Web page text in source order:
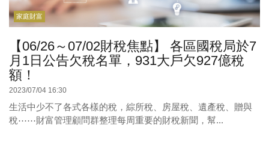
家庭財富
【06/26～07/02財稅焦點】 各區國稅局於7
月1日公告欠稅名單，931大戶欠927億稅
額！
2023/07/04 16:30
生活中少不了各式各樣的稅，綜所稅、房屋稅、遺產稅、贈與
稅⋯⋯財富管理顧問群整理每周重要的財稅新聞，幫...